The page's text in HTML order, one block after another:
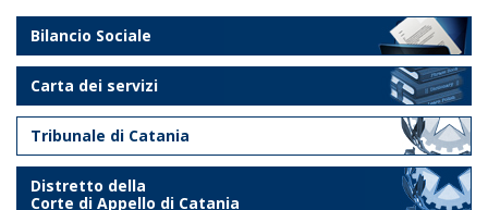
Bilancio Sociale
Carta dei servizi
Tribunale di Catania
Distretto della
Corte di Appello di Catania